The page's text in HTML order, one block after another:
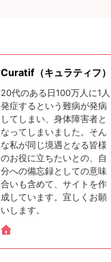
Curatif（キュラティフ）
20代のある日100万人に1人
発症するという難病が発病
してしまい、身体障害者と
なってしまいました。そん
な私が同じ境遇となる皆様
のお役に立ちたいとの、自
分への備忘録としての意味
合いも含めて、サイトを作
成しています。宜しくお願
いします。